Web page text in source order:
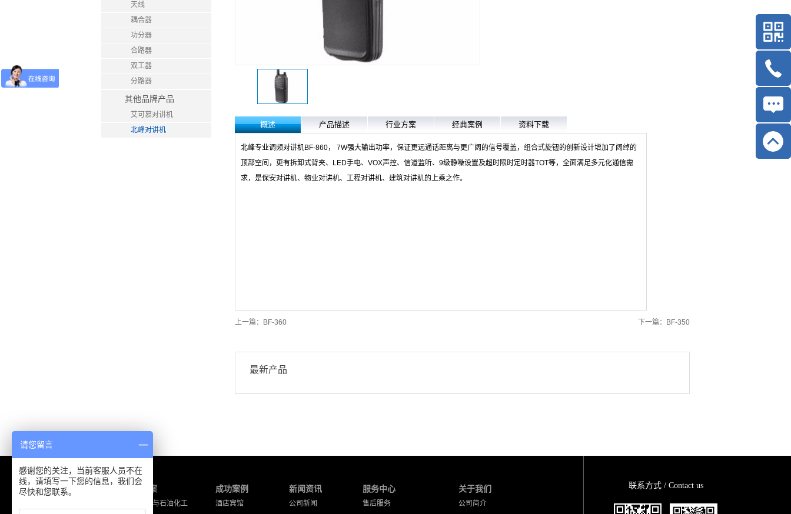
天线
耦合器
功分器
合路器
双工器
分路器
其他品牌产品
艾可慕对讲机
北峰对讲机
概述 产品描述 行业方案 经典案例 资料下载
北峰专业调频对讲机BF-860， 7W强大输出功率，保证更远通话距离与更广阔的信号覆盖，组合式旋钮的创新设计增加了阔绰的
顶部空间，更有拆卸式背夹、LED手电、VOX声控、信道监听、9级静噪设置及超时限时定时器TOT等，全面满足多元化通信需
求，是保安对讲机、物业对讲机、工程对讲机、建筑对讲机的上乘之作。
上一篇： BF-360 下一篇： BF-350
最新产品
产品中心 解决方案
工厂企业与石油化工
成功案例
酒店宾馆
新闻资讯
公司新闻
服务中心
售后服务
关于我们
公司简介
联系方式 / Contact us
请您留言
感谢您的关注，当前客服人员不在
线，请填写一下您的信息，我们会
尽快和您联系。